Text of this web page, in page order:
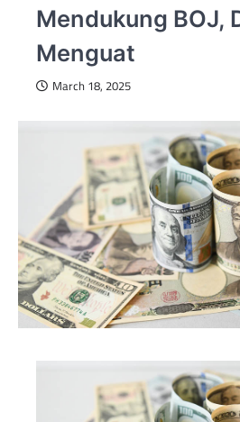
Mendukung BOJ,
Menguat
March 18, 2025